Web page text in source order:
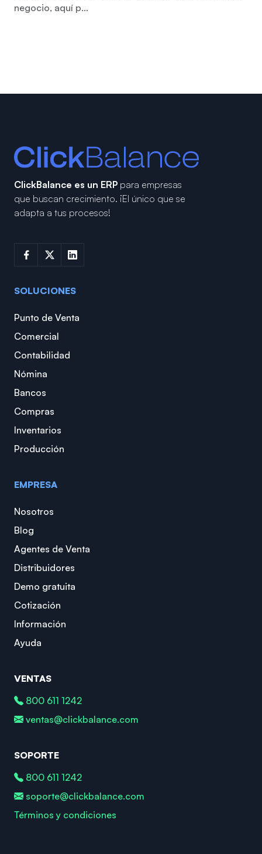
negocio, aquí p...
ClickBalance es un ERP para empresas
que buscan crecimiento. ¡El único que se
adapta a tus procesos!
SOLUCIONES
Punto de Venta
Comercial
Contabilidad
Nómina
Bancos
Compras
Inventarios
Producción
EMPRESA
Nosotros
Blog
Agentes de Venta
Distribuidores
Demo gratuita
Cotización
Información
Ayuda
VENTAS
800 611 1242
ventas@clickbalance.com
SOPORTE
800 611 1242
soporte@clickbalance.com
Términos y condiciones